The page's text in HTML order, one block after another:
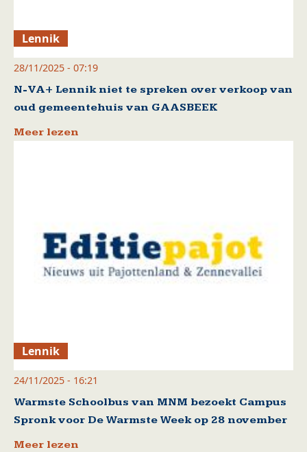
Lennik
28/11/2025 - 07:19
N-VA+ Lennik niet te spreken over verkoop van
oud gemeentehuis van GAASBEEK
Meer lezen
Lennik
24/11/2025 - 16:21
Warmste Schoolbus van MNM bezoekt Campus
Spronk voor De Warmste Week op 28 november
Meer lezen